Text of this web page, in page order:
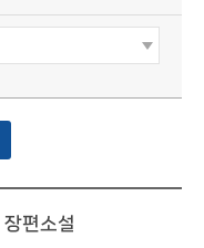
편소설